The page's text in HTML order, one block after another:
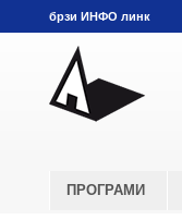
брзи ИНФО линк
ПРОГРАМИ